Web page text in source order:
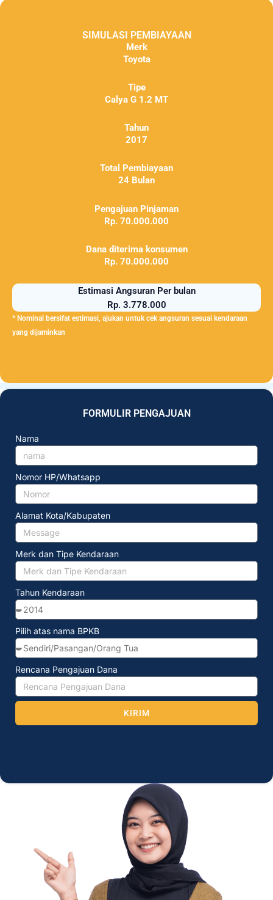
SIMULASI PEMBIAYAAN
Merk
Toyota
Tipe
Calya G 1.2 MT
Tahun
2017
Total Pembiayaan
24 Bulan
Pengajuan Pinjaman
Rp. 70.000.000
Dana diterima konsumen
Rp. 70.000.000
Estimasi Angsuran Per bulan
Rp. 3.778.000
* Nominal bersifat estimasi, ajukan untuk cek angsuran sesuai kendaraan
yang dijaminkan
FORMULIR PENGAJUAN
Nama
Nomor HP/Whatsapp
Alamat Kota/Kabupaten
Merk dan Tipe Kendaraan
Tahun Kendaraan
Pilih atas nama BPKB
Rencana Pengajuan Dana
KIRIM